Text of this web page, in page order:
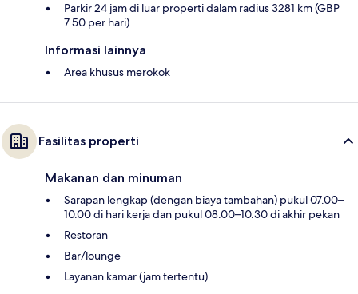
Parkir 24 jam di luar properti dalam radius 3281 km (GBP
7.50 per hari)
Informasi lainnya
Area khusus merokok
Fasilitas properti
Makanan dan minuman
Sarapan lengkap (dengan biaya tambahan) pukul 07.00–
10.00 di hari kerja dan pukul 08.00–10.30 di akhir pekan
Restoran
Bar/lounge
Layanan kamar (jam tertentu)